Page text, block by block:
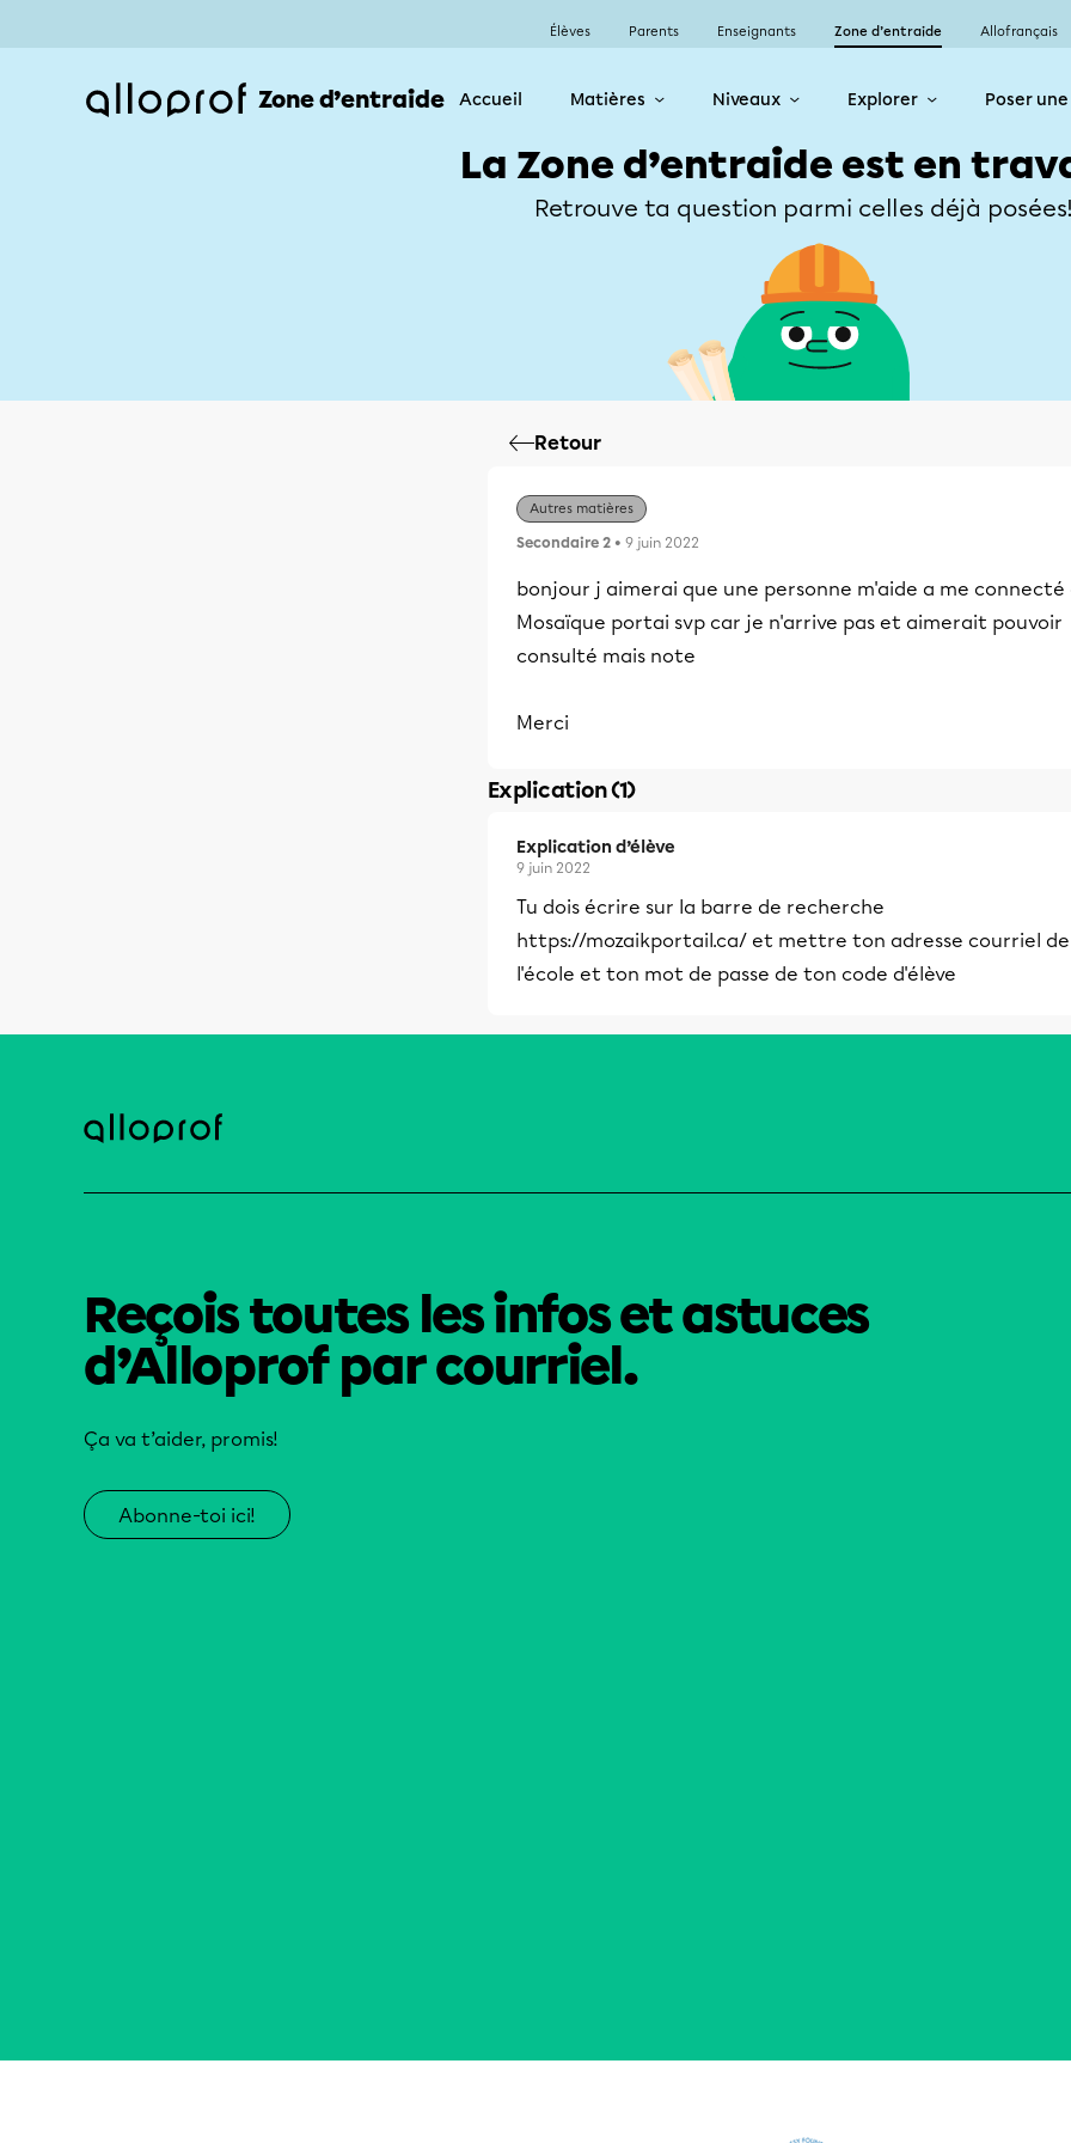
Élèves Parents Enseignants Zone d’entraide Allofrançais
Zone d’entraide Accueil Matières Niveaux Explorer Poser
La Zone d’entraide est en
Retrouve ta question parmi celles déjà
Retour
Autres matières
Secondaire 2 • 9 juin 2022
bonjour j aimerai que une personne m'aide a me connecté
Mosaïque portai svp car je n'arrive pas et aimerait pouvoir
consulté mais note
Merci
Explication (1)
Explication d’élève
9 juin 2022
Tu dois écrire sur la barre de recherche
https://mozaikportail.ca/ et mettre ton adresse courriel de
l'école et ton mot de passe de ton code d'élève
Reçois toutes les infos et astuces
d’Alloprof par courriel.
Ça va t’aider, promis!
Abonne-toi ici!